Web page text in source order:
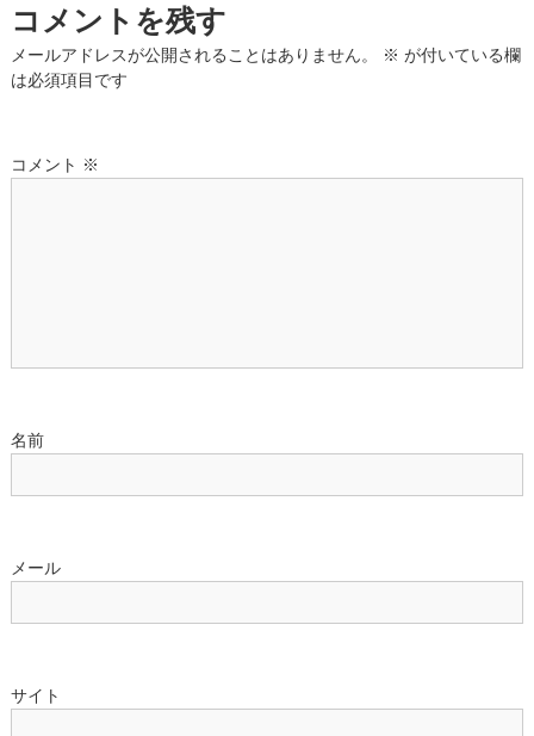
ゲ
ー
シ
コメントを残す
メールアドレスが公開されることはありません。 ※ が付いている欄
は必須項目です
コメント ※
名前
メール
サイト